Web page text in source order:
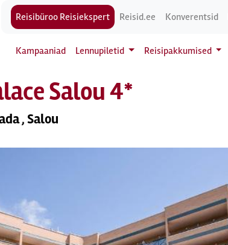
Reisibüroo Reisiekspert Reisid.ee Konverentsid
Kampaaniad Lennupiletid Reisipakkumised
Salou 4*
, Salou